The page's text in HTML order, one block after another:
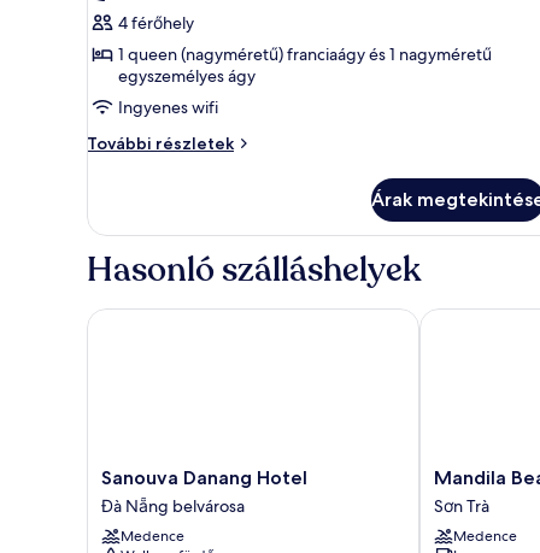
részletei
Háromágyas
szoba,
fürdőkád,
részleges
kilátással
(Afternoon
Included)
4 férőhely
1 queen (nagyméretű) franciaágy és 1 nagyméretű
egyszemélyes ágy
Ingyenes wifi
További részletek
Háromágyas
kilátással
tengerre
Tea
Árak
Hasonló szálláshelyek
Sanouva
Danang
Hotel
Đà
Sanouva Danang Hotel
Đà Nẵng belvárosa
Medence
Sanouva Danang Hotel
Mandila
Beach
Hotel
DaNang
Mandila
Sơn Trà
Medence
Mandila